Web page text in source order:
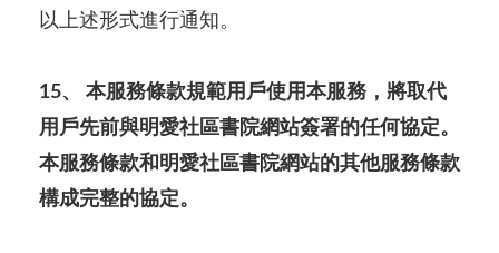
以上述形式進行通知。
15、 本服務條款規範用戶使用本服務，將取代
用戶先前與明愛社區書院網站簽署的任何協定。
本服務條款和明愛社區書院網站的其他服務條款
構成完整的協定。